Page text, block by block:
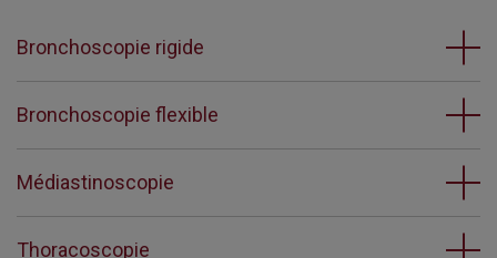
Bronchoscopie rigide
Bronchoscopie flexible
Médiastinoscopie
Thoracoscopie